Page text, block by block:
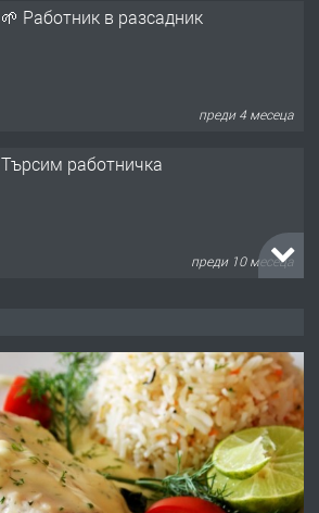
🌱 Работник в разсадник
преди 4 месеца
Търсим работничка
преди 10 месеца
преди 1 година
Работа за общи работници